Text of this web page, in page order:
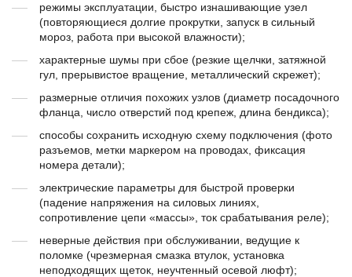
режимы эксплуатации, быстро изнашивающие узел
(повторяющиеся долгие прокрутки, запуск в сильный
мороз, работа при высокой влажности);
характерные шумы при сбое (резкие щелчки, затяжной
гул, прерывистое вращение, металлический скрежет);
размерные отличия похожих узлов (диаметр посадочного
фланца, число отверстий под крепеж, длина бендикса);
способы сохранить исходную схему подключения (фото
разъемов, метки маркером на проводах, фиксация
номера детали);
электрические параметры для быстрой проверки
(падение напряжения на силовых линиях,
сопротивление цепи «массы», ток срабатывания реле);
неверные действия при обслуживании, ведущие к
поломке (чрезмерная смазка втулок, установка
неподходящих щеток, неучтенный осевой люфт);